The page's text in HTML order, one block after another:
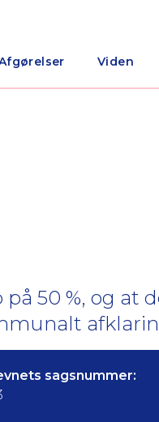
Viden
50 %, og at
sagsnummer: